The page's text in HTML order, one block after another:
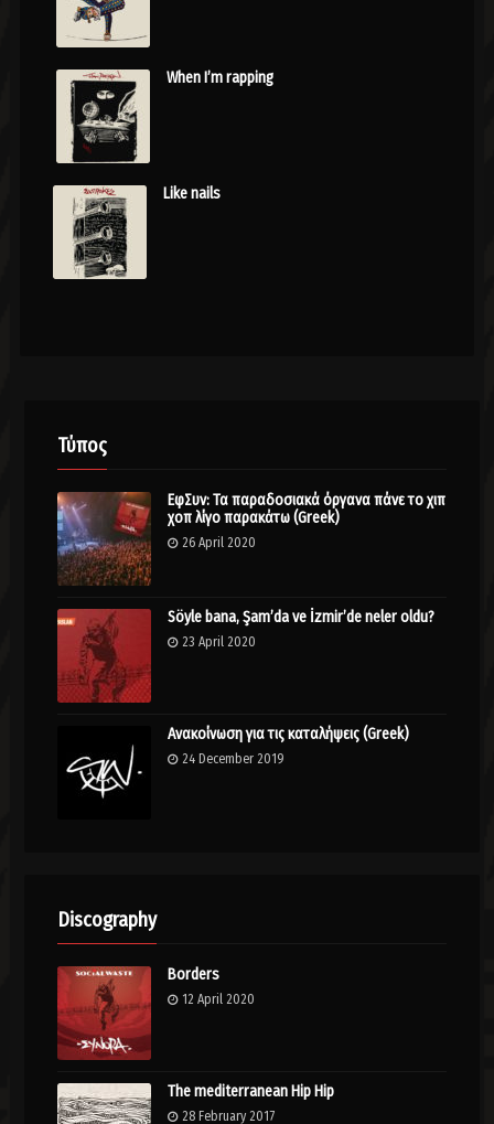
When I’m rapping
Like nails
Τύπος
ΕφΣυν: Τα παραδοσιακά όργανα πάνε το χιπ
χοπ λίγο παρακάτω (Greek)
26 April 2020
Söyle bana, Şam’da ve İzmir’de neler oldu?
23 April 2020
Ανακοίνωση για τις καταλήψεις (Greek)
24 December 2019
Discography
Borders
12 April 2020
The mediterranean Hip Hip
28 February 2017